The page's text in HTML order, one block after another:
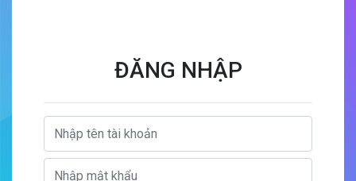
ĐĂNG NHẬP